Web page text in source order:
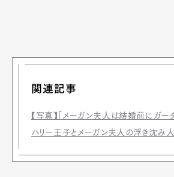
関連記事
【写真】「メーガン夫人は結婚前にガー
ハリー王子とメーガン夫人の浮き沈み